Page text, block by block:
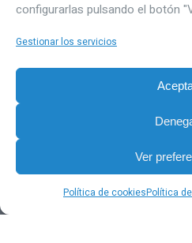
configurarlas pulsando el botón
Gestionar los servicios
Ver
Política de cookiesPolítica
Teléfono.
Aviso
Sobre